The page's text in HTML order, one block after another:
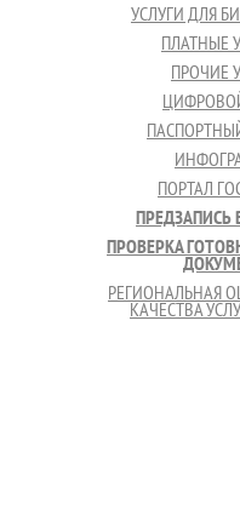
УСЛУГИ ДЛЯ
ПЛАТНЫЕ
ПРОЧИЕ
ПОРТАЛ
ПРОВЕРКА
РЕГИОНАЛЬНАЯ
КАЧЕСТВА